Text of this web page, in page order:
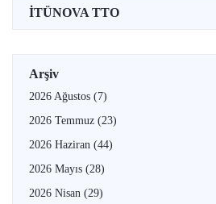
İTÜNOVA TTO
Arşiv
2026 Ağustos (7)
2026 Temmuz (23)
2026 Haziran (44)
2026 Mayıs (28)
2026 Nisan (29)